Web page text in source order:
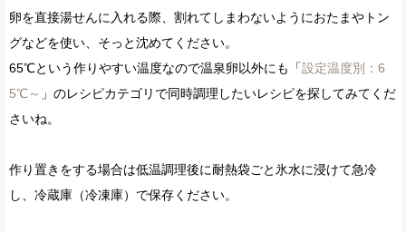
卵を直接湯せんに入れる際、割れてしまわないようにおたまやトン
グなどを使い、そっと沈めてください。
65℃という作りやすい温度なので温泉卵以外にも「設定温度別：6
5℃～ 」のレシピカテゴリで同時調理したいレシピを探してみてくだ
さいね。
作り置きをする場合は低温調理後に耐熱袋ごと氷水に浸けて急冷
し、冷蔵庫（冷凍庫）で保存ください。